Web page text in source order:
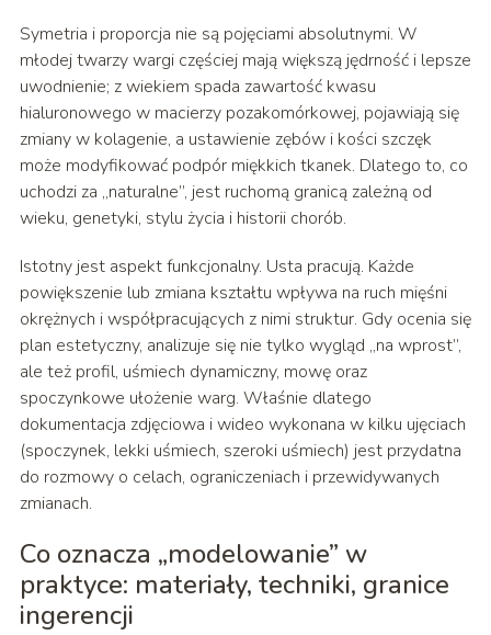
Symetria i proporcja nie są pojęciami absolutnymi. W
młodej twarzy wargi częściej mają większą jędrność i lepsze
uwodnienie; z wiekiem spada zawartość kwasu
hialuronowego w macierzy pozakomórkowej, pojawiają się
zmiany w kolagenie, a ustawienie zębów i kości szczęk
może modyfikować podpór miękkich tkanek. Dlatego to, co
uchodzi za „naturalne”, jest ruchomą granicą zależną od
wieku, genetyki, stylu życia i historii chorób.
Istotny jest aspekt funkcjonalny. Usta pracują. Każde
powiększenie lub zmiana kształtu wpływa na ruch mięśni
okrężnych i współpracujących z nimi struktur. Gdy ocenia się
plan estetyczny, analizuje się nie tylko wygląd „na wprost”,
ale też profil, uśmiech dynamiczny, mowę oraz
spoczynkowe ułożenie warg. Właśnie dlatego
dokumentacja zdjęciowa i wideo wykonana w kilku ujęciach
(spoczynek, lekki uśmiech, szeroki uśmiech) jest przydatna
do rozmowy o celach, ograniczeniach i przewidywanych
zmianach.
Co oznacza „modelowanie” w
praktyce: materiały, techniki, granice
ingerencji